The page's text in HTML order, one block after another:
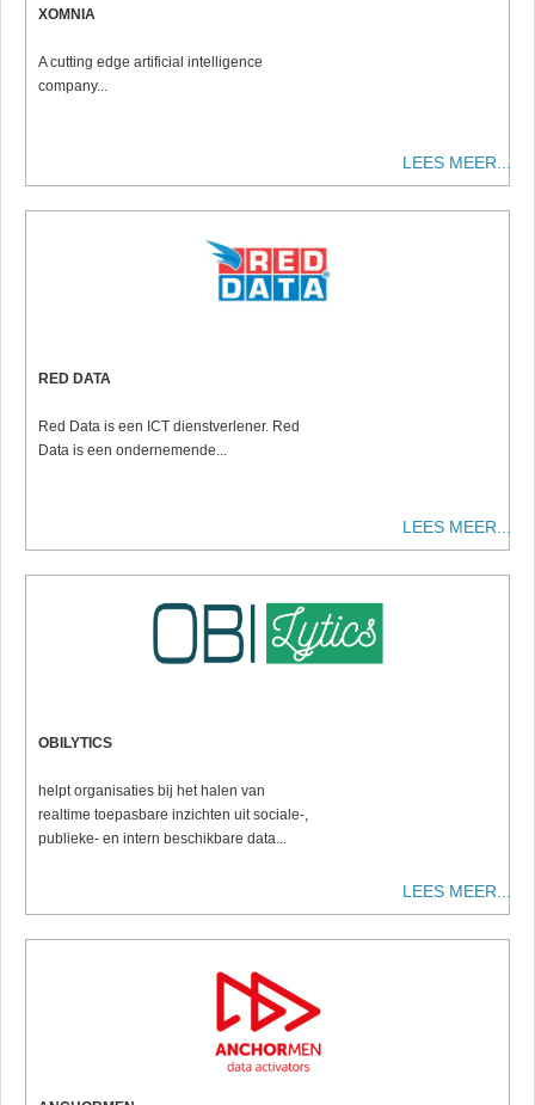
XOMNIA
A cutting edge artificial intelligence
company...
LEES MEER...
RED DATA
Red Data is een ICT dienstverlener. Red
Data is een ondernemende...
LEES MEER...
OBILYTICS
helpt organisaties bij het halen van
realtime toepasbare inzichten uit sociale-,
publieke- en intern beschikbare data...
LEES MEER...